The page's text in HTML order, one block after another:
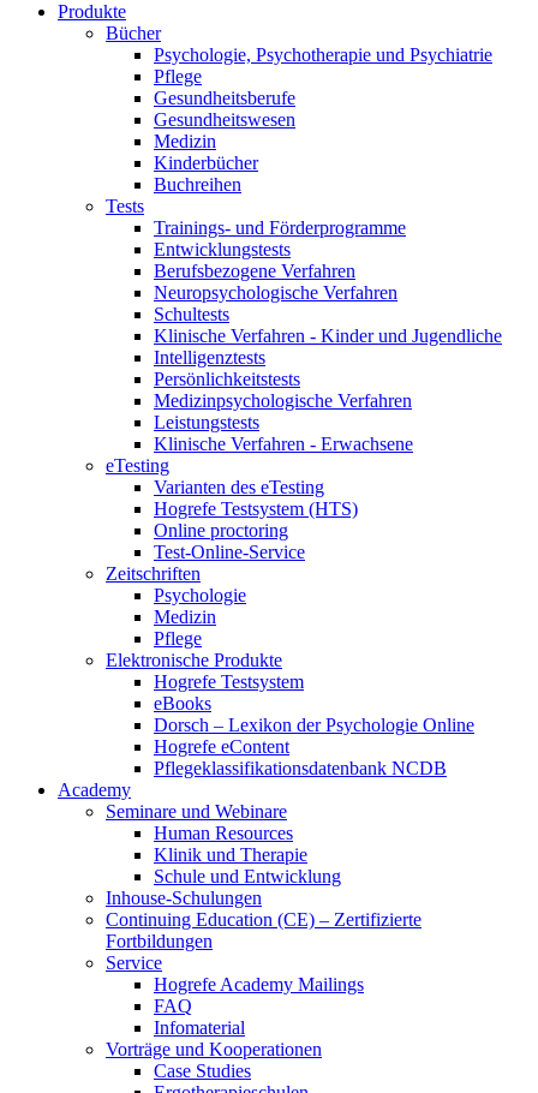
Produkte
Bücher
Psychologie, Psychotherapie und Psychiatrie
Pflege
Gesundheitsberufe
Gesundheitswesen
Medizin
Kinderbücher
Buchreihen
Tests
Trainings- und Förderprogramme
Entwicklungstests
Berufsbezogene Verfahren
Neuropsychologische Verfahren
Schultests
Klinische Verfahren - Kinder und Jugendliche
Intelligenztests
Persönlichkeitstests
Medizinpsychologische Verfahren
Leistungstests
Klinische Verfahren - Erwachsene
eTesting
Varianten des eTesting
Hogrefe Testsystem (HTS)
Online proctoring
Test-Online-Service
Zeitschriften
Psychologie
Medizin
Pflege
Elektronische Produkte
Hogrefe Testsystem
eBooks
Dorsch – Lexikon der Psychologie Online
Hogrefe eContent
Pflegeklassifikationsdatenbank NCDB
Academy
Seminare und Webinare
Human Resources
Klinik und Therapie
Schule und Entwicklung
Inhouse-Schulungen
Continuing Education (CE) – Zertifizierte
Fortbildungen
Service
Hogrefe Academy Mailings
FAQ
Infomaterial
Vorträge und Kooperationen
Case Studies